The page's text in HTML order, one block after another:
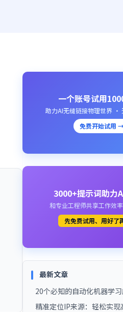
一个账号试用
助力AI无缝链接物理世界 ·
免费开始试用
3000+提示词助力
和专业工程师共享工作效
先免费试用、用好了
最新文章
20个必知的自动化机器学
精准定位IP来源：轻松实